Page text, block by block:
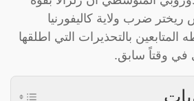
ريختر ضرب ولاية كاليفورنيا
المتابعين بالتحذيرات التي اطلقها
في وقتاً سابق.